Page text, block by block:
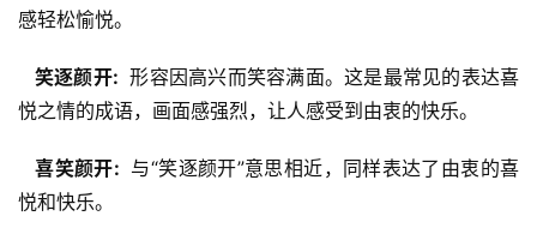
感轻松愉悦。
  笑逐颜开:
形容因高兴而笑容满面。这是最常见的表达喜
悦之情的成语，画面感强烈，让人感受到由衷的快乐。
  喜笑颜开:
与“笑逐颜开”意思相近，同样表达了由衷的喜
悦和快乐。